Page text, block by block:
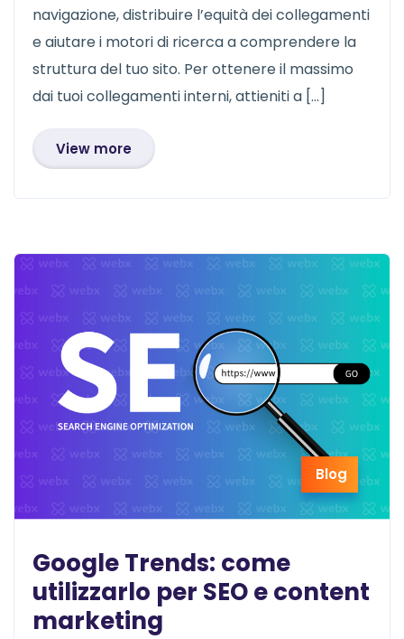
navigazione, distribuire l’equità dei collegamenti
e aiutare i motori di ricerca a comprendere la
struttura del tuo sito. Per ottenere il massimo
dai tuoi collegamenti interni, attieniti a […]
View more
Blog
Google Trends: come
utilizzarlo per SEO e content
marketing